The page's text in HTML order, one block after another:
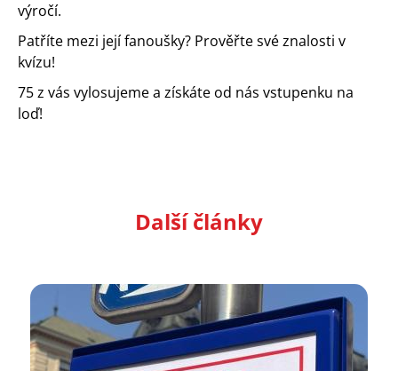
výročí.
Patříte mezi její fanoušky? Prověřte své znalosti v
kvízu!
75 z vás vylosujeme a získáte od nás vstupenku na
loď!
Další články